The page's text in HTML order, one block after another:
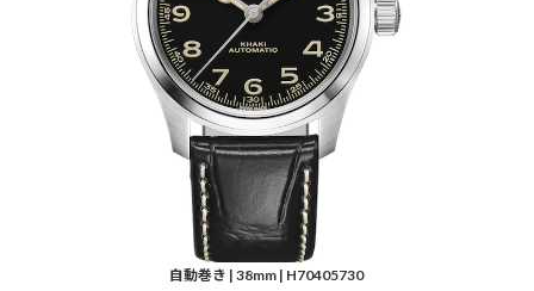
自動巻き | 38mm | H70405730